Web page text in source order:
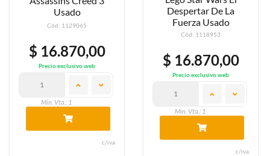
Usado
Cód: 1129065
$ 16.870,00
Precio exclusivo web
Min. Vta.: 1
c/iva
Despertar De La
Fuerza Usado
Cód: 1118953
$ 16.870,00
Precio exclusivo web
Min. Vta.: 1
c/iva